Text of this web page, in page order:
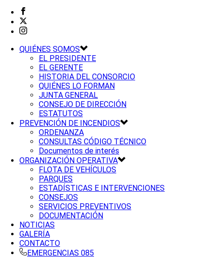
QUIÉNES SOMOS
EL PRESIDENTE
EL GERENTE
HISTORIA DEL CONSORCIO
QUIÉNES LO FORMAN
JUNTA GENERAL
CONSEJO DE DIRECCIÓN
ESTATUTOS
PREVENCIÓN DE INCENDIOS
ORDENANZA
CONSULTAS CÓDIGO TÉCNICO
Documentos de interés
ORGANIZACIÓN OPERATIVA
FLOTA DE VEHÍCULOS
PARQUES
ESTADÍSTICAS E INTERVENCIONES
CONSEJOS
SERVICIOS PREVENTIVOS
DOCUMENTACIÓN
NOTICIAS
GALERÍA
CONTACTO
EMERGENCIAS 085